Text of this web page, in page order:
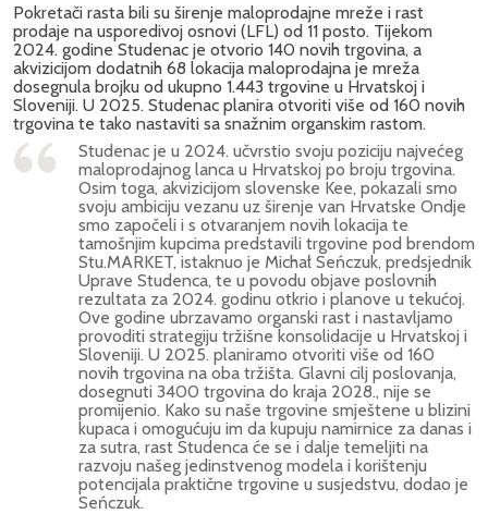
Pokretači rasta bili su širenje maloprodajne mreže i rast
prodaje na usporedivoj osnovi (LFL) od 11 posto. Tijekom
2024. godine Studenac je otvorio 140 novih trgovina, a
akvizicijom dodatnih 68 lokacija maloprodajna je mreža
dosegnula brojku od ukupno 1.443 trgovine u Hrvatskoj i
Sloveniji. U 2025. Studenac planira otvoriti više od 160 novih
trgovina te tako nastaviti sa snažnim organskim rastom.
Studenac je u 2024. učvrstio svoju poziciju najvećeg
maloprodajnog lanca u Hrvatskoj po broju trgovina.
Osim toga, akvizicijom slovenske Kee, pokazali smo
svoju ambiciju vezanu uz širenje van Hrvatske Ondje
smo započeli i s otvaranjem novih lokacija te
tamošnjim kupcima predstavili trgovine pod brendom
Stu.MARKET, istaknuo je Michał Seńczuk, predsjednik
Uprave Studenca, te u povodu objave poslovnih
rezultata za 2024. godinu otkrio i planove u tekućoj.
Ove godine ubrzavamo organski rast i nastavljamo
provoditi strategiju tržišne konsolidacije u Hrvatskoj i
Sloveniji. U 2025. planiramo otvoriti više od 160
novih trgovina na oba tržišta. Glavni cilj poslovanja,
dosegnuti 3400 trgovina do kraja 2028., nije se
promijenio. Kako su naše trgovine smještene u blizini
kupaca i omogućuju im da kupuju namirnice za danas i
za sutra, rast Studenca će se i dalje temeljiti na
razvoju našeg jedinstvenog modela i korištenju
potencijala praktične trgovine u susjedstvu, dodao je
Seńczuk.